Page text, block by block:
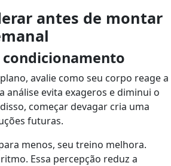
antes de montar
avalie como seu corpo reage a
análise evita exageros e diminui o
começar devagar cria uma
futuras.
menos, seu treino melhora.
Essa percepção reduz a